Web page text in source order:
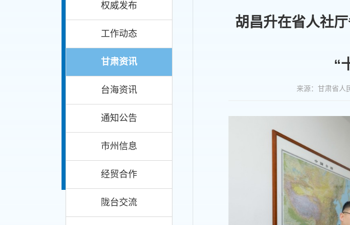
权威发布
工作动态
甘肃资讯
台海资讯
通知公告
市州信息
经贸合作
陇台交流
胡昌升在省人社
“
来源：甘肃省